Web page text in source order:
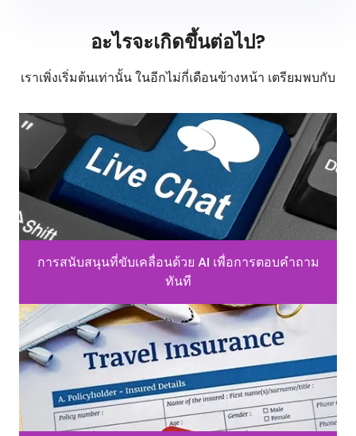
อะไรจะเกิดขึ้นต่อไป?
เราเพิ่งเริ่มต้นเท่านั้น ในอีกไม่กี่เดือนข้างหน้า เตรียมพบกับ
การสนับสนุนที่ขับเคลื่อนด้วย AI เพื่อการตอบคำถาม
ทันที